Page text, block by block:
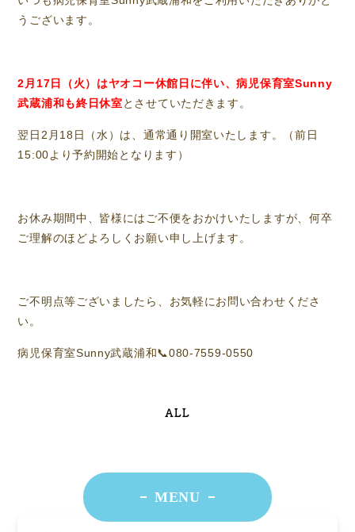
うございます。
2月17日（火）はヤオコー休館日に伴い、病児保育室Sunny
武蔵浦和も終日休室とさせていただきます。
翌日2月18日（水）は、通常通り開室いたします。（前日
15:00より予約開始となります）
お休み期間中、皆様にはご不便をおかけいたしますが、何卒
ご理解のほどよろしくお願い申し上げます。
ご不明点等ございましたら、お気軽にお問い合わせくださ
い。
病児保育室Sunny武蔵浦和📞080-7559-0550
ALL
MENU